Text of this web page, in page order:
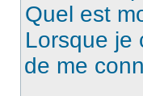
Quel est
Lorsque je
de me